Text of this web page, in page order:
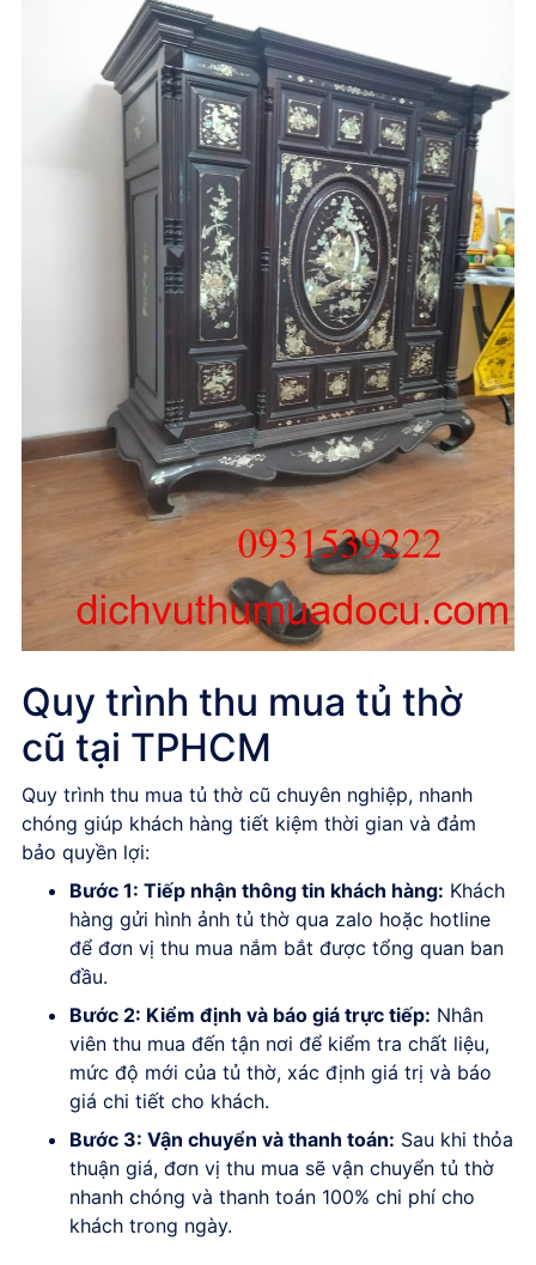
Quy trình thu mua tủ thờ
cũ tại TPHCM
Quy trình thu mua tủ thờ cũ chuyên nghiệp, nhanh
chóng giúp khách hàng tiết kiệm thời gian và đảm
bảo quyền lợi:
Bước 1: Tiếp nhận thông tin khách hàng: Khách
hàng gửi hình ảnh tủ thờ qua zalo hoặc hotline
để đơn vị thu mua nắm bắt được tổng quan ban
đầu.
Bước 2: Kiểm định và báo giá trực tiếp: Nhân
viên thu mua đến tận nơi để kiểm tra chất liệu,
mức độ mới của tủ thờ, xác định giá trị và báo
giá chi tiết cho khách.
Bước 3: Vận chuyển và thanh toán: Sau khi thỏa
thuận giá, đơn vị thu mua sẽ vận chuyển tủ thờ
nhanh chóng và thanh toán 100% chi phí cho
khách trong ngày.